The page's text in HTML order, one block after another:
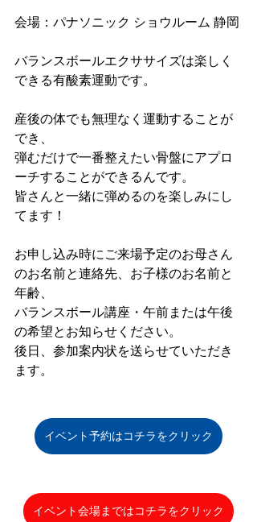
会場：パナソニック ショウルーム 静岡
バランスボールエクササイズは楽しく
できる有酸素運動です。
産後の体でも無理なく運動することが
でき、
弾むだけで一番整えたい骨盤にアプロ
ーチすることができるんです。
皆さんと一緒に弾めるのを楽しみにし
てます！
お申し込み時にご来場予定のお母さん
のお名前と連絡先、お子様のお名前と
年齢、
バランスボール講座・午前または午後
の希望とお知らせください。
後日、参加案内状を送らせていただき
ます。
イベント予約はコチラをクリック
イベント会場まではコチラをクリック